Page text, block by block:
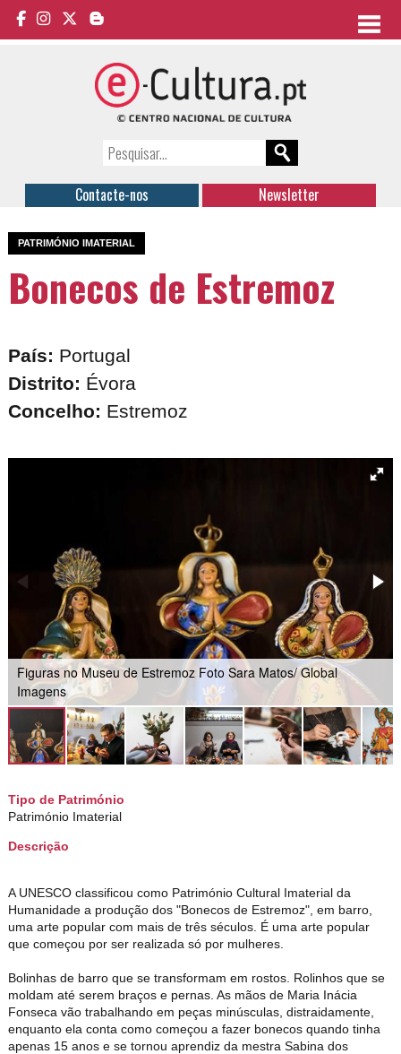
Contacte-nos Newsletter
PATRIMÓNIO IMATERIAL
Bonecos de Estremoz
País: Portugal
Distrito: Évora
Concelho: Estremoz
Figuras no Museu de Estremoz Foto Sara Matos/ Global
Imagens
Tipo de Património
Património Imaterial
Descrição
A UNESCO classificou como Património Cultural Imaterial da
Humanidade a produção dos "Bonecos de Estremoz", em barro,
uma arte popular com mais de três séculos. É uma arte popular
que começou por ser realizada só por mulheres.
Bolinhas de barro que se transformam em rostos. Rolinhos que se
moldam até serem braços e pernas. As mãos de Maria Inácia
Fonseca vão trabalhando em peças minúsculas, distraidamente,
enquanto ela conta como começou a fazer bonecos quando tinha
apenas 15 anos e se tornou aprendiz da mestra Sabina dos